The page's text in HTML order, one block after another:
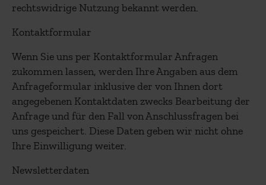
rechtswidrige Nutzung bekannt werden.
Kontaktformular
Wenn Sie uns per Kontaktformular Anfragen
zukommen lassen, werden Ihre Angaben aus dem
Anfrageformular inklusive der von Ihnen dort
angegebenen Kontaktdaten zwecks Bearbeitung der
Anfrage und für den Fall von Anschlussfragen bei
uns gespeichert. Diese Daten geben wir nicht ohne
Ihre Einwilligung weiter.
Newsletterdaten